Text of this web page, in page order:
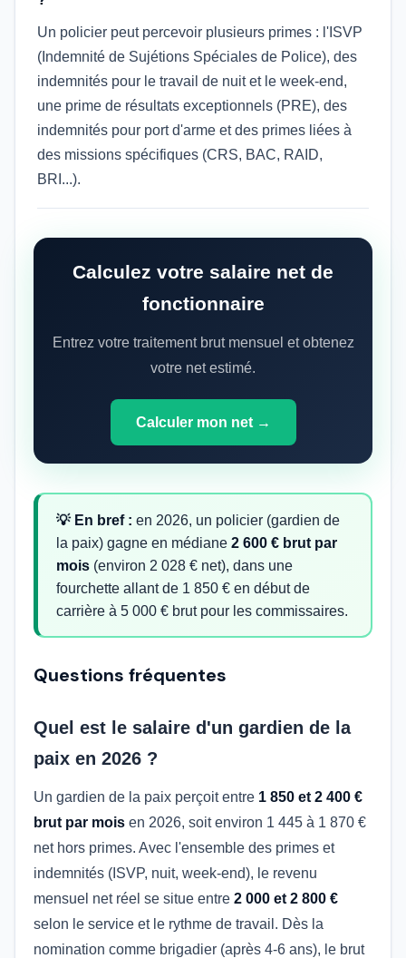
Un policier peut percevoir plusieurs primes : l'ISVP
(Indemnité de Sujétions Spéciales de Police), des
indemnités pour le travail de nuit et le week-end,
une prime de résultats exceptionnels (PRE), des
indemnités pour port d'arme et des primes liées à
des missions spécifiques (CRS, BAC, RAID,
BRI...).
Calculez votre salaire net de
fonctionnaire
Entrez votre traitement brut mensuel et obtenez
votre net estimé.
Calculer mon net →
💡 En bref : en 2026, un policier (gardien de
la paix) gagne en médiane 2 600 € brut par
mois (environ 2 028 € net), dans une
fourchette allant de 1 850 € en début de
carrière à 5 000 € brut pour les commissaires.
Questions fréquentes
Quel est le salaire d'un gardien de la
paix en 2026 ?
Un gardien de la paix perçoit entre 1 850 et 2 400 €
brut par mois en 2026, soit environ 1 445 à 1 870 €
net hors primes. Avec l'ensemble des primes et
indemnités (ISVP, nuit, week-end), le revenu
mensuel net réel se situe entre 2 000 et 2 800 €
selon le service et le rythme de travail. Dès la
nomination comme brigadier (après 4-6 ans), le brut